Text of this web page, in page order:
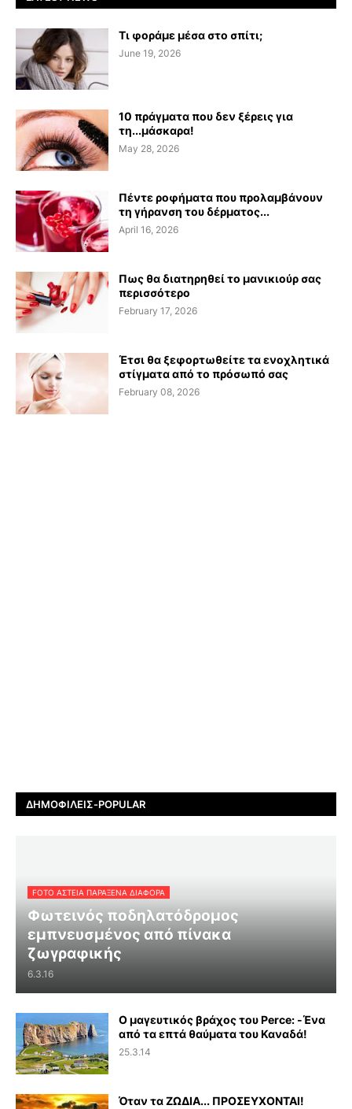
Τι φοράμε μέσα στο σπίτι;
June 19, 2026
10 πράγματα που δεν ξέρεις για
τη...μάσκαρα!
May 28, 2026
Πέντε ροφήματα που προλαμβάνουν
τη γήρανση του δέρματος...
April 16, 2026
Πως θα διατηρηθεί το μανικιούρ σας
περισσότερο
February 17, 2026
Έτσι θα ξεφορτωθείτε τα ενοχλητικά
στίγματα από το πρόσωπό σας
February 08, 2026
ΔΗΜΟΦΙΛΕΊΣ-POPULAR
FOTO ΑΣΤΕΙΑ ΠΑΡΑΞΕΝΑ ΔΙΑΦΟΡΑ
Φωτεινός ποδηλατόδρομος
εμπνευσμένος από πίνακα
ζωγραφικής
6.3.16
Ο μαγευτικός βράχος του Perce: -Ένα
από τα επτά θαύματα του Καναδά!
25.3.14
Όταν τα ΖΩΔΙΑ... ΠΡΟΣΕΥΧΟΝΤΑΙ!